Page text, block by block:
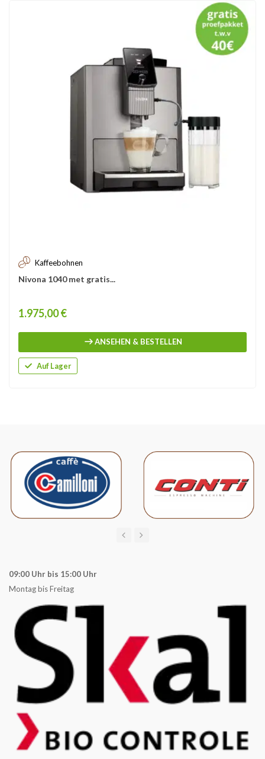
Kaffeebohnen
Nivona 1040 met gratis...
Price
1.975,00 €
ANSEHEN & BESTELLEN
Auf Lager
09:00 Uhr bis 15:00 Uhr
Montag bis Freitag